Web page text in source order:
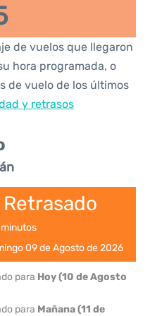
de vuelos que llegaron
hora programada, o
de vuelo de los últimos
y retrasos
09 de Agosto de 2026
para Hoy (10 de Agosto
para Mañana (11 de